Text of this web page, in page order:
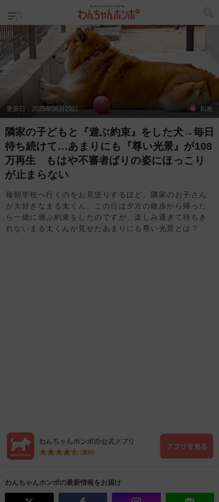
更新日： 2025年06月29日 和雅
隣家の子どもと『遊ぶ約束』をした犬→毎日
待ち続けて…あまりにも『尊い光景』が108
万再生 もはや不審者ばりの姿にほっこり
が止まらない
毎朝学校へ行くのをお見送りするほど、隣家のお子さん
が大好きなまる太くん。この日は夕方の散歩から帰った
ら一緒に遊ぶ約束をしたのですが、楽しみ過ぎて待ちき
れないまる太くんが見せたあまりにも尊い光景とは？
わんちゃんホンポの最新情報をお届け